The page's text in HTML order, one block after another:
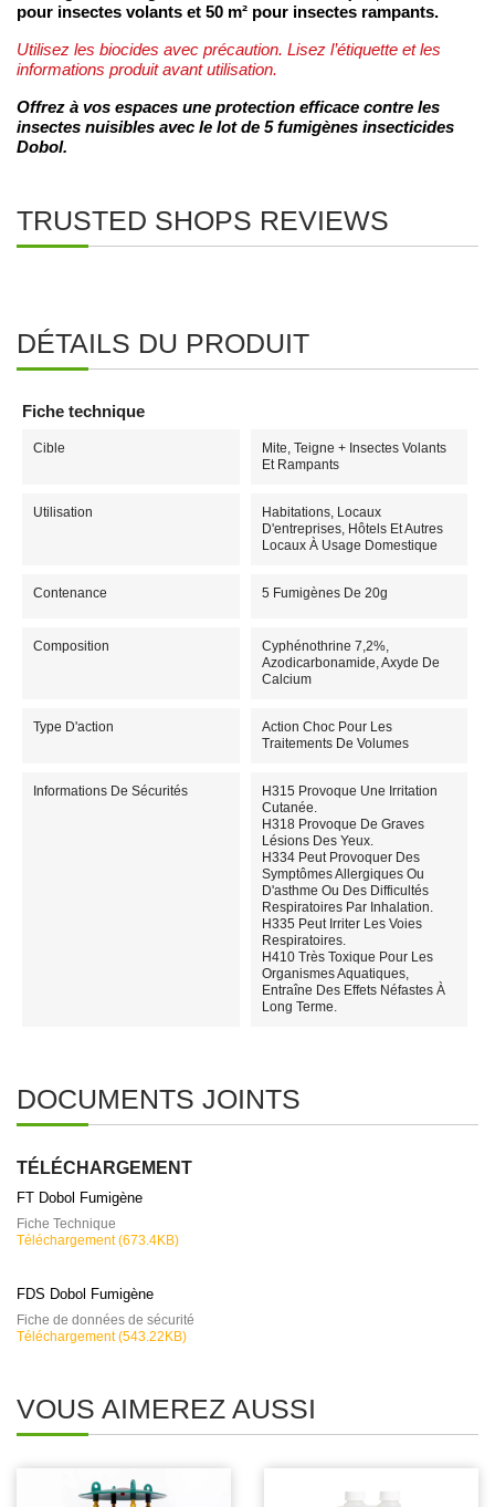
pour insectes volants et 50 m² pour insectes rampants.
Utilisez les biocides avec précaution. Lisez l’étiquette et les
informations produit avant utilisation.
Offrez à vos espaces une protection efficace contre les
insectes nuisibles avec le lot de 5 fumigènes insecticides
Dobol.
TRUSTED SHOPS REVIEWS
DÉTAILS DU PRODUIT
Fiche technique
Cible
Mite, Teigne + Insectes Volants
Et Rampants
Utilisation
Habitations, Locaux
D'entreprises, Hôtels Et Autres
Locaux À Usage Domestique
Contenance 5 Fumigènes De 20g
Composition
Cyphénothrine 7,2%,
Azodicarbonamide, Axyde De
Calcium
Type D'action
Action Choc Pour Les
Traitements De Volumes
Informations De Sécurités
H315 Provoque Une Irritation
Cutanée.
H318 Provoque De Graves
Lésions Des Yeux.
H334 Peut Provoquer Des
Symptômes Allergiques Ou
D'asthme Ou Des Difficultés
Respiratoires Par Inhalation.
H335 Peut Irriter Les Voies
Respiratoires.
H410 Très Toxique Pour Les
Organismes Aquatiques,
Entraîne Des Effets Néfastes À
Long Terme.
DOCUMENTS JOINTS
TÉLÉCHARGEMENT
FT Dobol Fumigène
Fiche Technique
Téléchargement (673.4KB)
FDS Dobol Fumigène
Fiche de données de sécurité
Téléchargement (543.22KB)
VOUS AIMEREZ AUSSI